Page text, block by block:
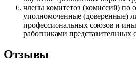
члены комитетов (комиссий) по
уполномоченные (доверенные)
профессиональных союзов и
работниками представительных
Отзывы